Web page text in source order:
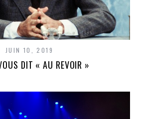
JUIN 10, 2019
DIT « AU REVOIR »